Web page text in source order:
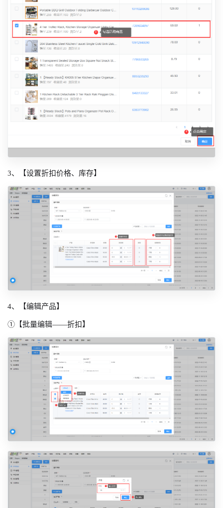
3、【设置折扣价格、库存】
4、【编辑产品】
①【批量编辑——折扣】